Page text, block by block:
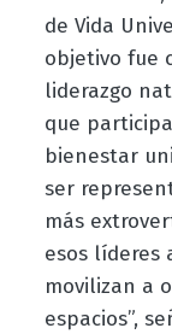
de Vida
objetivo fue
liderazgo
que
bienestar
ser
más
esos líderes
movilizan a
espacios”,